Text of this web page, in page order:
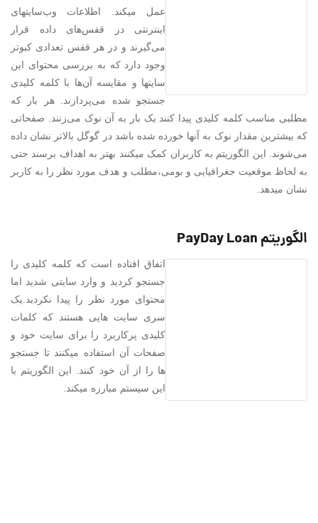
عمل میکند. اطلاعات وب‌سایتهای
اینترنتی در قفس‌های داده قرار
می‌گیرند و در هر قفس تعدادی کبوتر
وجود دارد که به بررسی محتوای این
سایتها و مقایسه آن‌ها با کلمه کلیدی
جستجو شده می‌پردازند. هر بار که
مطلبی مناسب کلمه کلیدی پیدا کنند یک بار به آن نوک می‌زنند. صفحاتی
که بیشترین مقدار نوک به آنها خورده شده باشد در گوگل بالاتر نشان داده
می‌شوند. این الگوریتم به کاربران کمک میکنند بهتر به اهداف برسند حتی
به لحاظ موقعیت جغرافیایی و بومی،مطلب و هدف مورد نظر را به کاربر
نشان میدهد.
الگوریتم PayDay Loan
اتفاق افتاده است که کلمه کلیدی را
جستجو کردید و وارد سایتی شدید اما
محتوای مورد نظر را پیدا نکردید.یک
سری سایت هایی هستند که کلمات
کلیدی پرکاربرد را برای سایت خود و
صفحات آن استفاده میکنند تا جستجو
ها را از آن خود کنند. این الگوریتم با
این سیستم مبارزه میکند.